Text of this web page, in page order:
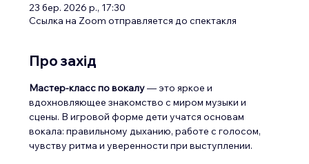
23 бер. 2026 р., 17:30
Ссылка на Zoom отправляется до спектакля
Про захід
Мастер-класс по вокалу — это яркое и
вдохновляющее знакомство с миром музыки и
сцены. В игровой форме дети учатся основам
вокала: правильному дыханию, работе с голосом,
чувству ритма и уверенности при выступлении.